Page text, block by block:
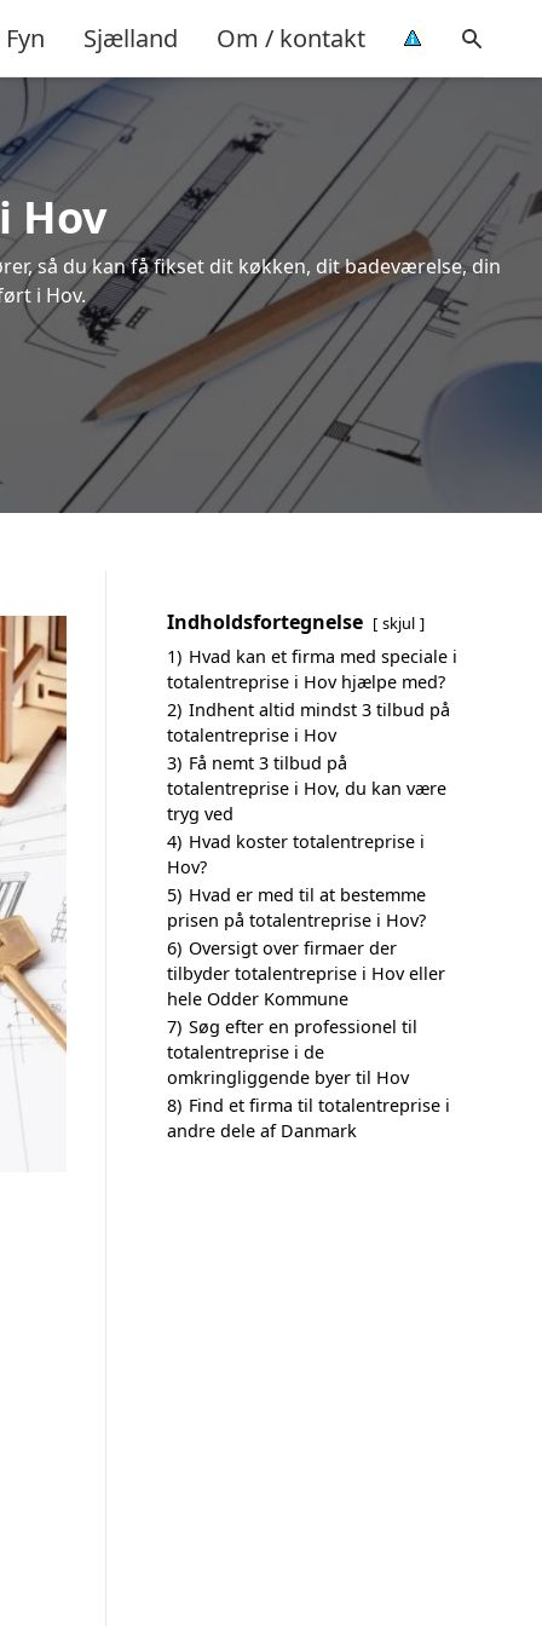
Fyn Sjælland Om / kontakt
Hov
så du kan få fikset dit køkken, dit badeværelse, din
i Hov.
Indholdsfortegnelse skjul
1) Hvad kan et firma med speciale i
totalentreprise i Hov hjælpe med?
2) Indhent altid mindst 3 tilbud på
totalentreprise i Hov
3) Få nemt 3 tilbud på
totalentreprise i Hov, du kan være
tryg ved
4) Hvad koster totalentreprise i
Hov?
5) Hvad er med til at bestemme
prisen på totalentreprise i Hov?
6) Oversigt over firmaer der
tilbyder totalentreprise i Hov eller
hele Odder Kommune
7) Søg efter en professionel til
totalentreprise i de
omkringliggende byer til Hov
8) Find et firma til totalentreprise i
andre dele af Danmark